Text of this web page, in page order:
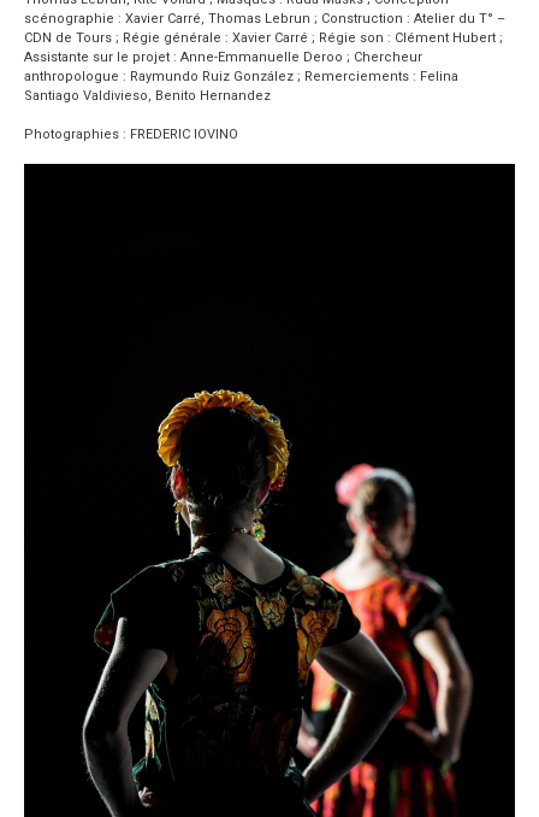
scénographie : Xavier Carré, Thomas Lebrun ; Construction : Atelier du T° –
CDN de Tours ; Régie générale : Xavier Carré ; Régie son : Clément Hubert ;
Assistante sur le projet : Anne-Emmanuelle Deroo ; Chercheur
anthropologue : Raymundo Ruiz González ; Remerciements : Felina
Santiago Valdivieso, Benito Hernandez
Photographies : FREDERIC IOVINO